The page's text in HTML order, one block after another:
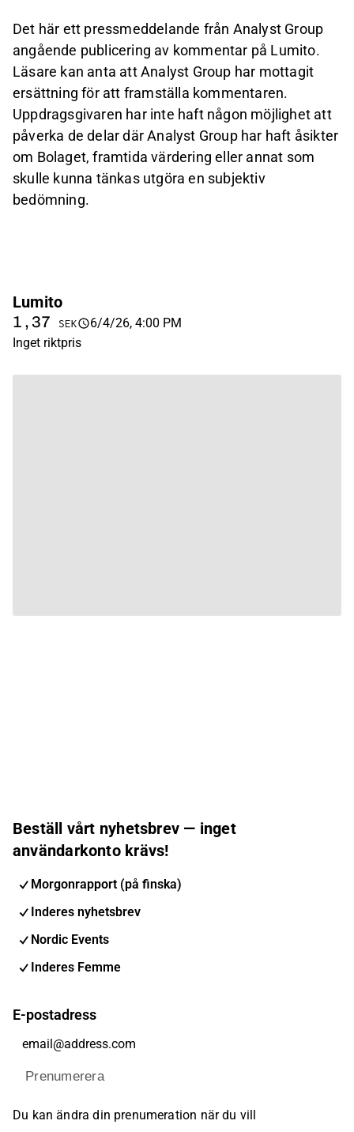
Det här ett pressmeddelande från Analyst Group
angående publicering av kommentar på Lumito.
Läsare kan anta att Analyst Group har mottagit
ersättning för att framställa kommentaren.
Uppdragsgivaren har inte haft någon möjlighet att
påverka de delar där Analyst Group har haft åsikter
om Bolaget, framtida värdering eller annat som
skulle kunna tänkas utgöra en subjektiv
bedömning.
Lumito
1,37 SEK
6/4/26, 4:00 PM
Inget riktpris
Beställ vårt nyhetsbrev — inget
användarkonto krävs!
Morgonrapport (på finska)
Inderes nyhetsbrev
Nordic Events
Inderes Femme
E-postadress
Prenumerera
Du kan ändra din prenumeration när du vill